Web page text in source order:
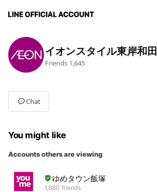
イオンスタイル東岸和田
Friends 1,645
Chat
You might like
Accounts others are viewing
ゆめタウン飯塚
1,880 friends